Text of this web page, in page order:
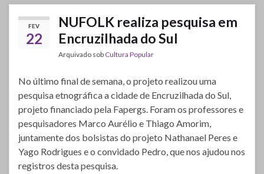
FEV
22
NUFOLK realiza pesquisa em
Encruzilhada do Sul
Arquivado sob Cultura Popular
No último final de semana, o projeto realizou uma
pesquisa etnográfica a cidade de Encruzilhada do Sul,
projeto financiado pela Fapergs. Foram os professores e
pesquisadores Marco Aurélio e Thiago Amorim,
juntamente dos bolsistas do projeto Nathanael Peres e
Yago Rodrigues e o convidado Pedro, que nos ajudou nos
registros desta pesquisa.